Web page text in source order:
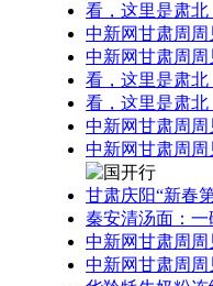
看，这里是肃北
中新网甘肃周
中新网甘肃周
看，这里是肃北
看，这里是肃北
中新网甘肃周周
中新网甘肃周
甘肃庆阳“新春
秦安清汤面：一
中新网甘肃周
中新网甘肃周